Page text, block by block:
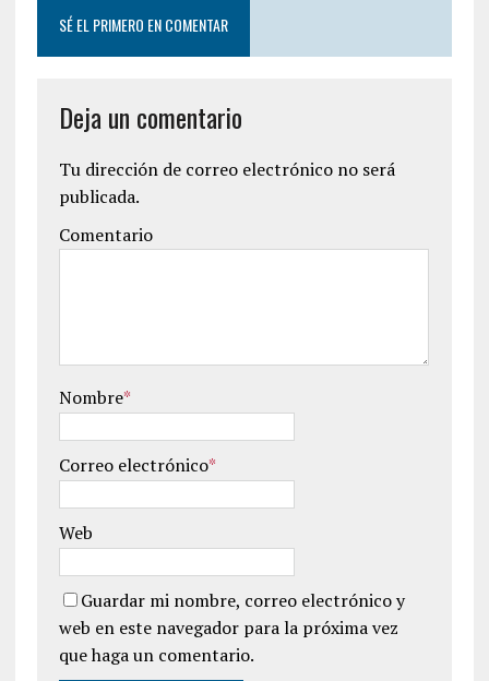
SÉ EL PRIMERO EN COMENTAR
Deja un comentario
Tu dirección de correo electrónico no será
publicada.
Comentario
Nombre*
Correo electrónico*
Web
Guardar mi nombre, correo electrónico y
web en este navegador para la próxima vez
que haga un comentario.